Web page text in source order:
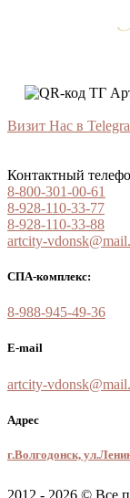
Визит Нас в
Контактный
8-800-301-00-61
8-928-110-33-77
8-928-110-33-88
artcity-
СПА-комплекс:
8-988-945-49-36
E-mail
artcity-
Адрес
г.Волгодонск,
2012 - 2026 © Все